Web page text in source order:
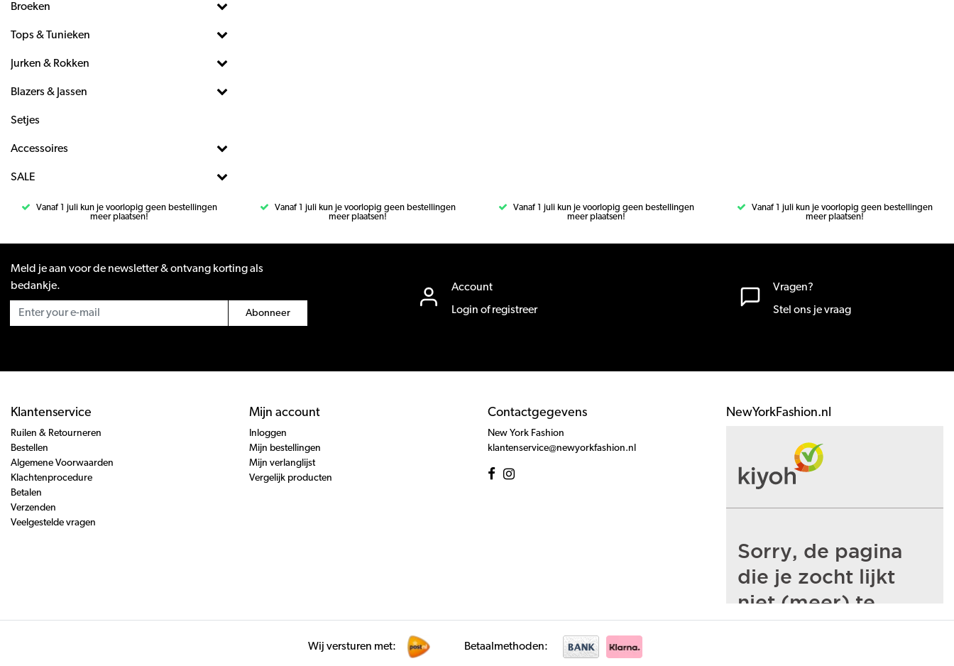
Broeken
Tops & Tunieken
Jurken & Rokken
Blazers & Jassen
Setjes
Accessoires
SALE
Vanaf 1 juli kun je voorlopig geen bestellingen
meer plaatsen!
Vanaf 1 juli kun je voorlopig geen bestellingen
meer plaatsen!
Vanaf 1 juli kun je voorlopig geen bestellingen
meer plaatsen!
Vanaf 1 juli kun je voorlopig geen bestellingen
meer plaatsen!
Meld je aan voor de newsletter & ontvang korting als
bedankje.
Abonneer
Account
Login of registreer
Vragen?
Stel ons je vraag
Klantenservice
Ruilen & Retourneren
Bestellen
Algemene Voorwaarden
Klachtenprocedure
Betalen
Verzenden
Veelgestelde vragen
Mijn account
Inloggen
Mijn bestellingen
Mijn verlanglijst
Vergelijk producten
Contactgegevens
New York Fashion
klantenservice@newyorkfashion.nl
NewYorkFashion.nl
Wij versturen met: Betaalmethoden: